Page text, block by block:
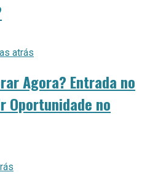
atrás
Agora? Entrada no
Oportunidade no